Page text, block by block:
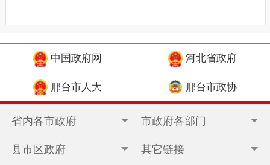
中国政府网 河北省政府
邢台市人大 邢台市政协
省内各市政府 市政府各部门
县市区政府 其它链接